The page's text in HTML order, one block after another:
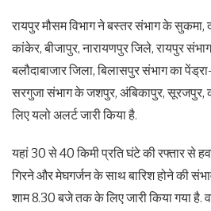
रायपुर मौसम विभाग ने बस्तर संभाग के सुकमा,
कांकेर, बीजापुर, नारायणपुर जिले, रायपुर
बलौदाबाजार जिला, बिलासपुर संभाग का
सरगुजा संभाग के जशपुर, अंबिकापुर, सूरजपुर,
लिए यलो अलर्ट जारी किया है.
यहां 30 से 40 किमी प्रति घंटे की रफ्तार से
गिरने और मेघगर्जन के साथ बारिश होने की
शाम 8.30 बजे तक के लिए जारी किया गया है.